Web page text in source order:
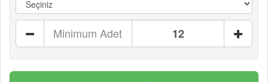
Minimum Adet